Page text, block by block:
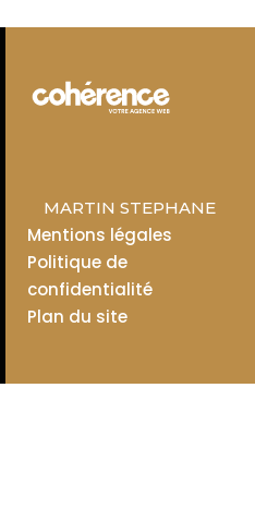
MARTIN STEPHANE
Mentions légales
Politique de
confidentialité
Plan du site